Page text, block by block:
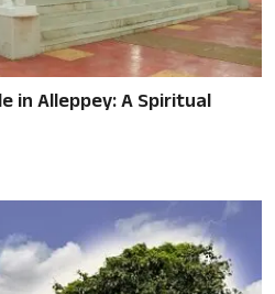
in Alleppey: A Spiritual